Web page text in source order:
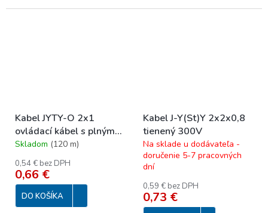
Kabel JYTY-O 2x1
ovládací kábel s plným
jadrom 250 V
Skladom (120 m)
0,54 € bez DPH
0,66 €
DO KOŠÍKA
Kabel J-Y(St)Y 2x2x0,8
tienený 300V
Na sklade u dodávateľa -
doručenie 5-7 pracovných
dní
0,59 € bez DPH
0,73 €